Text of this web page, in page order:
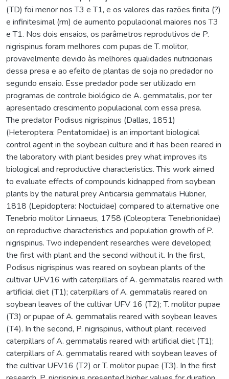
(TD) foi menor nos T3 e T1, e os valores das razões finita (?)
e infinitesimal (rm) de aumento populacional maiores nos T3
e T1. Nos dois ensaios, os parâmetros reprodutivos de P.
nigrispinus foram melhores com pupas de T. molitor,
provavelmente devido às melhores qualidades nutricionais
dessa presa e ao efeito de plantas de soja no predador no
segundo ensaio. Esse predador pode ser utilizado em
programas de controle biológico de A. gemmatalis, por ter
apresentado crescimento populacional com essa presa.
The predator Podisus nigrispinus (Dallas, 1851)
(Heteroptera: Pentatomidae) is an important biological
control agent in the soybean culture and it has been reared in
the laboratory with plant besides prey what improves its
biological and reproductive characteristics. This work aimed
to evaluate effects of compounds kidnapped from soybean
plants by the natural prey Anticarsia gemmatalis Hübner,
1818 (Lepidoptera: Noctuidae) compared to alternative one
Tenebrio molitor Linnaeus, 1758 (Coleoptera: Tenebrionidae)
on reproductive characteristics and population growth of P.
nigrispinus. Two independent researches were developed;
the first with plant and the second without it. In the first,
Podisus nigrispinus was reared on soybean plants of the
cultivar UFV16 with caterpillars of A. gemmatalis reared with
artificial diet (T1); caterpillars of A. gemmatalis reared on
soybean leaves of the cultivar UFV 16 (T2); T. molitor pupae
(T3) or pupae of A. gemmatalis reared with soybean leaves
(T4). In the second, P. nigrispinus, without plant, received
caterpillars of A. gemmatalis reared with artificial diet (T1);
caterpillars of A. gemmatalis reared with soybean leaves of
the cultivar UFV16 (T2) or T. molitor pupae (T3). In the first